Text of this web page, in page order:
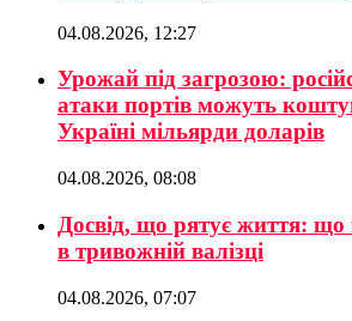
04.08.2026, 12:27
Урожай під загрозою:
атаки портів можуть
Україні мільярди доларів
04.08.2026, 08:08
Досвід, що рятує життя: що
в тривожній валізці
04.08.2026, 07:07